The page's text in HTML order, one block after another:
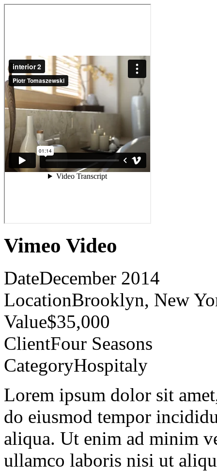
Vimeo Video
DateDecember 2014
LocationBrooklyn, New
Value$35,000
ClientFour Seasons
CategoryHospitaly
Lorem ipsum dolor sit
do eiusmod tempor
aliqua. Ut enim ad minim
ullamco laboris nisi ut